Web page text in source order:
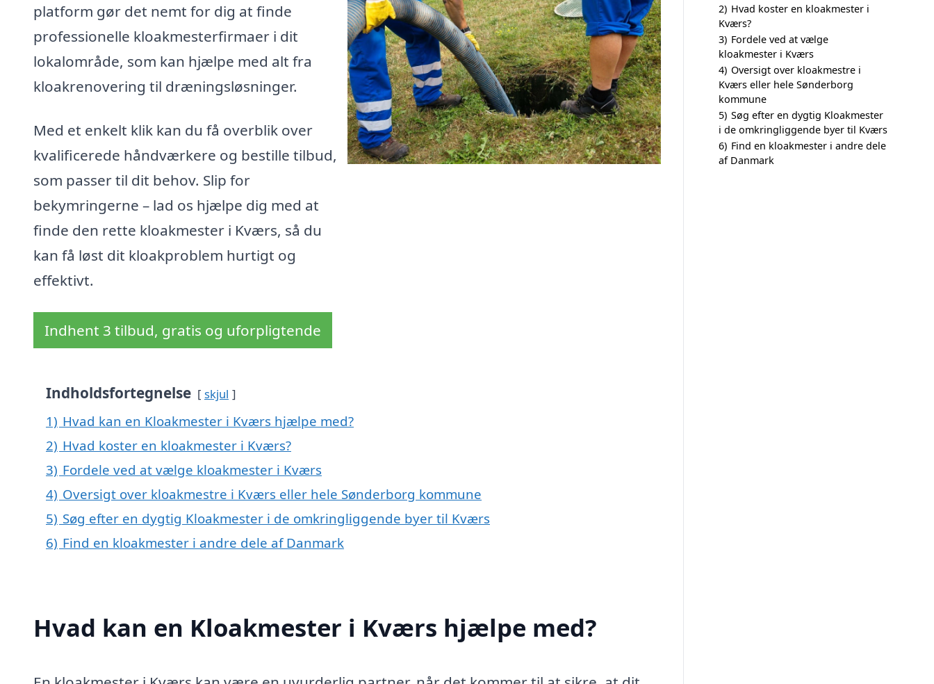
platform gør det nemt for dig at finde
professionelle kloakmesterfirmaer i dit
lokalområde, som kan hjælpe med alt fra
kloakrenovering til dræningsløsninger.
Med et enkelt klik kan du få overblik over
kvalificerede håndværkere og bestille tilbud,
som passer til dit behov. Slip for
bekymringerne – lad os hjælpe dig med at
finde den rette kloakmester i Kværs, så du
kan få løst dit kloakproblem hurtigt og
effektivt.
Indhent 3 tilbud, gratis og uforpligtende
Indholdsfortegnelse skjul
1) Hvad kan en Kloakmester i Kværs hjælpe med?
2) Hvad koster en kloakmester i Kværs?
3) Fordele ved at vælge kloakmester i Kværs
4) Oversigt over kloakmestre i Kværs eller hele Sønderborg kommune
5) Søg efter en dygtig Kloakmester i de omkringliggende byer til Kværs
6) Find en kloakmester i andre dele af Danmark
Hvad kan en Kloakmester i Kværs hjælpe med?
2) Hvad koster en kloakmester i
Kværs?
3) Fordele ved at vælge
kloakmester i Kværs
4) Oversigt over kloakmestre i
Kværs eller hele Sønderborg
kommune
5) Søg efter en dygtig Kloakmester
i de omkringliggende byer til Kværs
6) Find en kloakmester i andre dele
af Danmark